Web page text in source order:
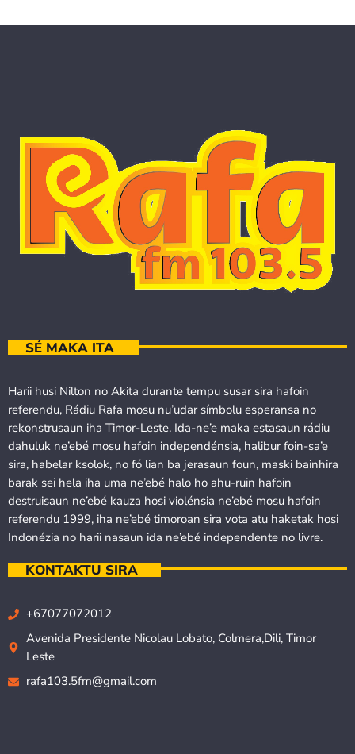
SÉ MAKA ITA
Harii husi Nilton no Akita durante tempu susar sira hafoin
referendu, Rádiu Rafa mosu nu’udar símbolu esperansa no
rekonstrusaun iha Timor-Leste. Ida-ne’e maka estasaun rádiu
dahuluk ne’ebé mosu hafoin independénsia, halibur foin-sa’e
sira, habelar ksolok, no fó lian ba jerasaun foun, maski bainhira
barak sei hela iha uma ne’ebé halo ho ahu-ruin hafoin
destruisaun ne’ebé kauza hosi violénsia ne’ebé mosu hafoin
referendu 1999, iha ne’ebé timoroan sira vota atu haketak hosi
Indonézia no harii nasaun ida ne’ebé independente no livre.
KONTAKTU SIRA
+67077072012
Avenida Presidente Nicolau Lobato, Colmera,Dili, Timor
Leste
rafa103.5fm@gmail.com